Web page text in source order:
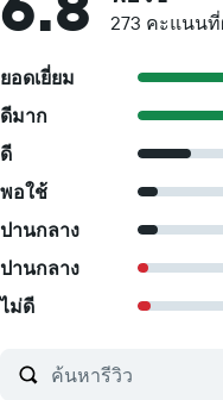
273 คะแนน
ยอดเยี่ยม
ดีมาก
ดี
พอใช้
ปานกลาง
ปานกลาง
ไม่ดี